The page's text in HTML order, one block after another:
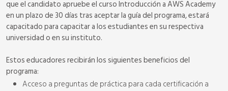
que el candidato apruebe el curso Introducción a AWS Academy
en un plazo de 30 días tras aceptar la guía del programa, estará
capacitado para capacitar a los estudiantes en su respectiva
universidad o en su instituto.
Estos educadores recibirán los siguientes beneficios del
programa:
Acceso a preguntas de práctica para cada certificación a